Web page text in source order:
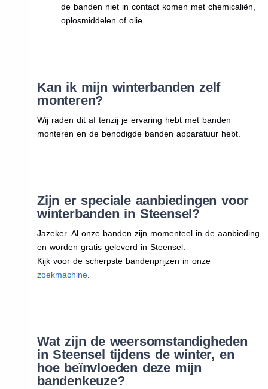
de banden niet in contact komen met chemicaliën,
oplosmiddelen of olie.
Kan ik mijn winterbanden zelf
monteren?
Wij raden dit af tenzij je ervaring hebt met banden
monteren en de benodigde banden apparatuur hebt.
Zijn er speciale aanbiedingen voor
winterbanden in Steensel?
Jazeker. Al onze banden zijn momenteel in de aanbieding
en worden gratis geleverd in Steensel.
Kijk voor de scherpste bandenprijzen in onze
zoekmachine.
Wat zijn de weersomstandigheden
in Steensel tijdens de winter, en
hoe beïnvloeden deze mijn
bandenkeuze?